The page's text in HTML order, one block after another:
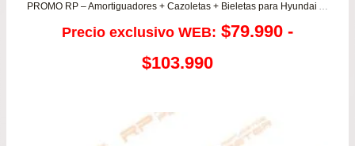
PROMO RP – Amortiguadores + Cazoletas + Bieletas para Hyundai Accent Prime 1.3/1.5/1.6
Precio exclusivo WEB: $79.990 -
$103.990Rango
precios: